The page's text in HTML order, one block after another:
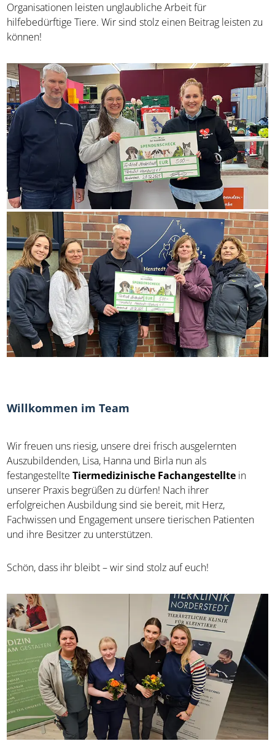
Organisationen leisten unglaubliche Arbeit für
hilfebedürftige Tiere. Wir sind stolz einen Beitrag leisten zu
können!
Willkommen im Team
Wir freuen uns riesig, unsere drei frisch ausgelernten
Auszubildenden, Lisa, Hanna und Birla nun als
festangestellte Tiermedizinische Fachangestellte in
unserer Praxis begrüßen zu dürfen! Nach ihrer
erfolgreichen Ausbildung sind sie bereit, mit Herz,
Fachwissen und Engagement unsere tierischen Patienten
und ihre Besitzer zu unterstützen.
Schön, dass ihr bleibt – wir sind stolz auf euch!